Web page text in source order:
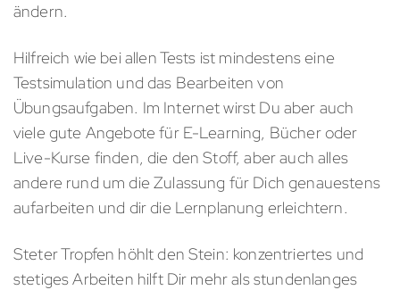
ändern.
Hilfreich wie bei allen Tests ist mindestens eine
Testsimulation und das Bearbeiten von
Übungsaufgaben. Im Internet wirst Du aber auch
viele gute Angebote für E-Learning, Bücher oder
Live-Kurse finden, die den Stoff, aber auch alles
andere rund um die Zulassung für Dich genauestens
aufarbeiten und dir die Lernplanung erleichtern.
Steter Tropfen höhlt den Stein: konzentriertes und
stetiges Arbeiten hilft Dir mehr als stundenlanges